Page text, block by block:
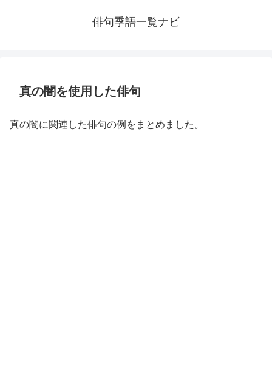
俳句季語一覧ナビ
真の闇を使用した俳句
真の闇に関連した俳句の例をまとめました。